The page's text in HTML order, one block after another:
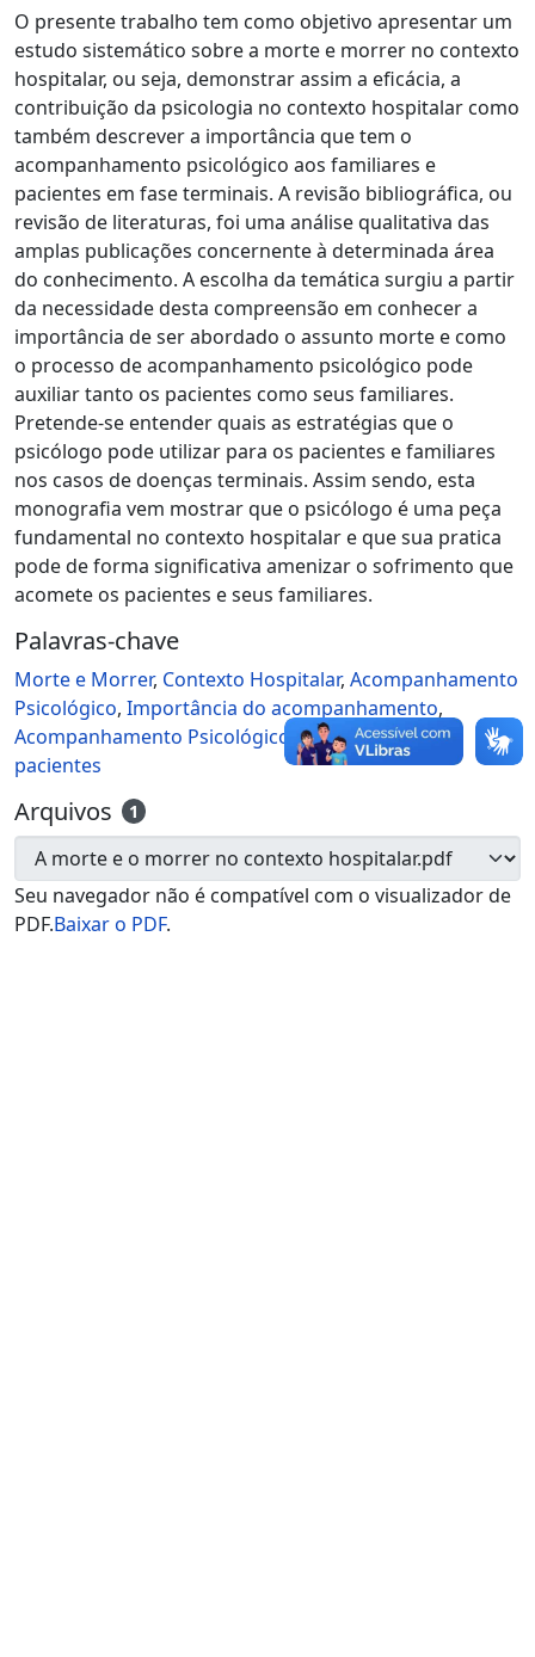
O presente trabalho tem como objetivo apresentar um
estudo sistemático sobre a morte e morrer no contexto
hospitalar, ou seja, demonstrar assim a eficácia, a
contribuição da psicologia no contexto hospitalar como
também descrever a importância que tem o
acompanhamento psicológico aos familiares e
pacientes em fase terminais. A revisão bibliográfica, ou
revisão de literaturas, foi uma análise qualitativa das
amplas publicações concernente à determinada área
do conhecimento. A escolha da temática surgiu a partir
da necessidade desta compreensão em conhecer a
importância de ser abordado o assunto morte e como
o processo de acompanhamento psicológico pode
auxiliar tanto os pacientes como seus familiares.
Pretende-se entender quais as estratégias que o
psicólogo pode utilizar para os pacientes e familiares
nos casos de doenças terminais. Assim sendo, esta
monografia vem mostrar que o psicólogo é uma peça
fundamental no contexto hospitalar e que sua pratica
pode de forma significativa amenizar o sofrimento que
acomete os pacientes e seus familiares.
Palavras-chave
Morte e Morrer, Contexto Hospitalar, Acompanhamento
Psicológico, Importância do acompanhamento,
Acompanhamento Psicológico aos familiares e
pacientes
Arquivos 1
Seu navegador não é compatível com o visualizador de
PDF.Baixar o PDF.